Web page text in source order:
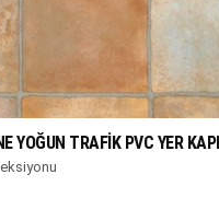
WHATSAPP DESTEK
YOĞUN TRAFIK PVC YER